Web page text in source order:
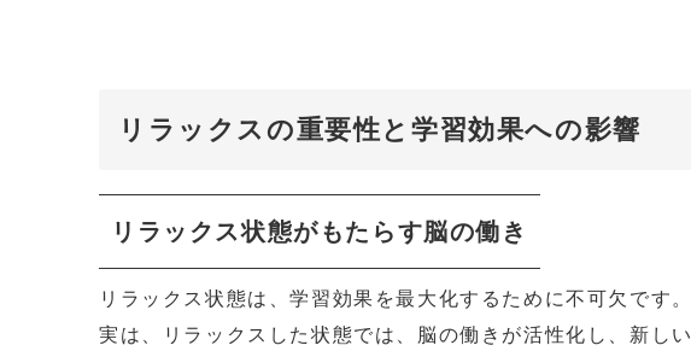
リラックスの重要性と学習効果への影響
リラックス状態がもたらす脳の働き
リラックス状態は、学習効果を最大化するために不可欠です。
実は、リラックスした状態では、脳の働きが活性化し、新しい